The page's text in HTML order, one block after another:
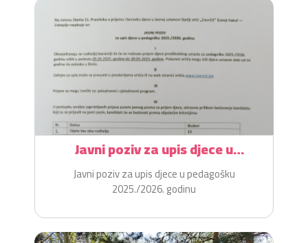
Javni poziv za upis djece u
pedagošku 2025./2026. godinu
Javni poziv za upis djece u pedagošku
2025./2026. godinu